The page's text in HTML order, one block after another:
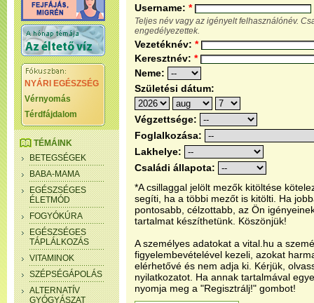
NYÁRI EGÉSZSÉG
Vérnyomás
Térdfájdalom
TÉMÁINK
BETEGSÉGEK
BABA-MAMA
EGÉSZSÉGES
ÉLETMÓD
FOGYÓKÚRA
EGÉSZSÉGES
TÁPLÁLKOZÁS
VITAMINOK
SZÉPSÉGÁPOLÁS
ALTERNATÍV
GYÓGYÁSZAT
Username: *
Teljes név vagy az igényelt felhasználónév.
engedélyezettek.
Vezetéknév: *
Keresztnév: *
Neme:
Születési dátum:
Végzettsége:
Foglalkozása:
Lakhelye:
Családi állapota:
*A csillaggal jelölt mezők kitöltése
segíti, ha a többi mezőt is kitölti. Ha
pontosabb, célzottabb, az Ön
tartalmat készíthetünk. Köszönjük!
A személyes adatokat a vital.hu a
figyelembevételével kezeli, azokat
elérhetővé és nem adja ki. Kérjük,
nyilatkozatot. Ha annak tartalmával
nyomja meg a "Regisztrálj!" gombot!